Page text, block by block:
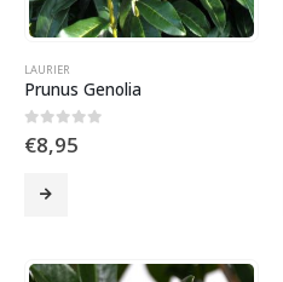
LAURIER
Prunus Genolia
0out of 5
€8,95